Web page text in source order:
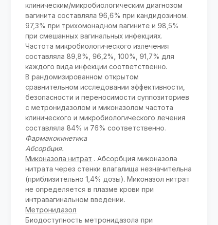
клиническим/микробиологическим диагнозом
вагинита составляла 96,6% при кандидозином.
97,3% при трихомонадном вагините и 98,5%
при смешанных вагинальных инфекциях.
Частота микробиологического излечения
составляла 89,8%, 96,2%, 100%, 91,7% для
каждого вида инфекции соответственно.
В рандомизированном открытом
сравнительном исследовании эффективности,
безопасности и переносимости суппозиториев
с метронидазолом и миконазолом частота
клинического и микробиологического лечения
составляла 84% и 76% соответственно.
Фармакокинетика
Абсорбция.
Миконазола нитрат . Абсорбция миконазола
нитрата через стенки влагалища незначительна
(приблизительно 1,4% дозы). Миконазол нитрат
не определяется в плазме крови при
интравагинальном введении.
Метронидазол
Биодоступность метронидазола при